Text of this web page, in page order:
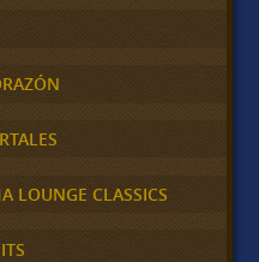
LOUNGE CLASSICS